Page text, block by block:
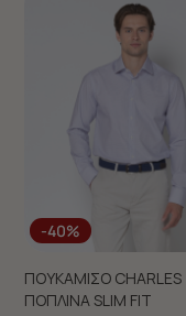
-40%
ΠΟΥΚΑΜΙΣΟ CHARLES
ΠΟΠΛΙΝΑ SLIM FIT